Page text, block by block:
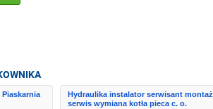
Piaskarnia
Hydraulika instalator serwisant montaż
serwis wymiana kotła pieca c. o.